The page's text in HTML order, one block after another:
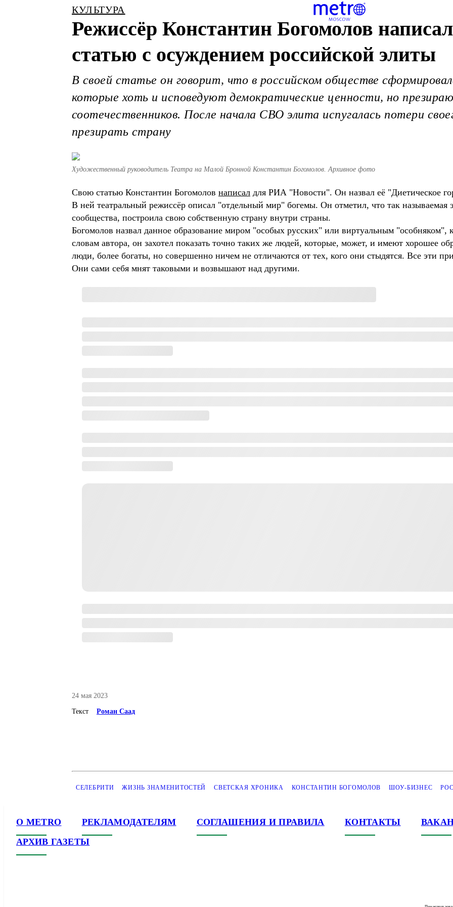
КУЛЬТУРА
Режиссёр Константин Богомолов
статью с осуждением российской элиты
В своей статье он говорит, что в российском обществе
которые хоть и исповедуют демократические ценности, но
соотечественников. После начала CВО элита испугалась потери
презирать страну
Художественный руководитель Театра на Малой Бронной Константин Богомолов. Архивное фото
Свою статью Константин Богомолов написал для РИА "Новости". Он назвал её "Диетическое
В ней театральный режиссёр описал "отдельный мир" богемы. Он отметил, что так называемая
сообщества, построила свою собственную страну внутри страны.
Богомолов назвал данное образование миром "особых русских" или виртуальным
словам автора, он захотел показать точно таких же людей, которые, может, и имеют хорошее
люди, более богаты, но совершенно ничем не отличаются от тех, кого они стыдятся. Все эти
Они сами себя мнят таковыми и возвышают над другими.
24 мая 2023
Текст Роман Саад
СЕЛЕБРИТИ ЖИЗНЬ ЗНАМЕНИТОСТЕЙ СВЕТСКАЯ ХРОНИКА КОНСТАНТИН БОГОМОЛОВ ШОУ-БИЗНЕС
О METRO РЕКЛАМОДАТЕЛЯМ СОГЛАШЕНИЯ И ПРАВИЛА КОНТАКТЫ
АРХИВ ГАЗЕТЫ